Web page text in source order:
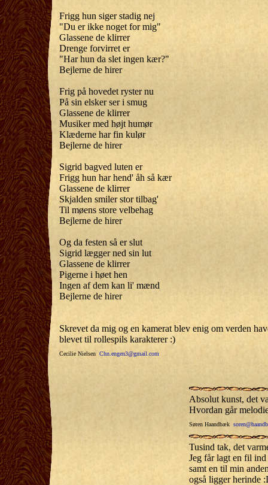
Frigg hun siger stadig nej
"Du er ikke noget for mig"
Glassene de klirrer
Drenge forvirret er
"Har hun da slet ingen kær?"
Bejlerne de hirer
Frig på hovedet ryster nu
På sin elsker ser i smug
Glassene de klirrer
Musiker med højt humør
Klæderne har fin kulør
Bejlerne de hirer
Sigrid bagved luten er
Frigg hun har hend' åh så kær
Glassene de klirrer
Skjalden smiler stor tilbag'
Til møens store velbehag
Bejlerne de hirer
Og da festen så er slut
Sigrid lægger ned sin lut
Glassene de klirrer
Pigerne i høet hen
Ingen af dem kan li' mænd
Bejlerne de hirer
Skrevet da mig og en kamerat blev enig om verden
blevet til rollespils karakterer :)
Cecilie Nielsen Chn.engen3@gmail.com
Absolut kunst, det
Hvordan går
Søren Haandbæk
Tusind tak, det
Jeg får lagt en fil
samt en til min
også ligger herinde